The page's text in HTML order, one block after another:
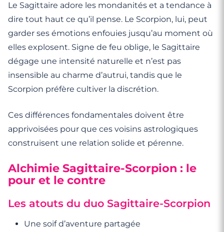
Le Sagittaire adore les mondanités et a tendance à
dire tout haut ce qu’il pense. Le Scorpion, lui, peut
garder ses émotions enfouies jusqu’au moment où
elles explosent. Signe de feu oblige, le Sagittaire
dégage une intensité naturelle et n’est pas
insensible au charme d’autrui, tandis que le
Scorpion préfère cultiver la discrétion.
Ces différences fondamentales doivent être
apprivoisées pour que ces voisins astrologiques
construisent une relation solide et pérenne.
Alchimie Sagittaire-Scorpion : le
pour et le contre
Les atouts du duo Sagittaire-Scorpion
Une soif d’aventure partagée